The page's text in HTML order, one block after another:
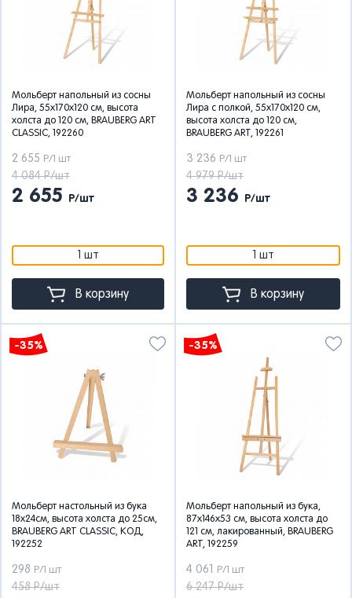
Мольберт напольный из сосны
Лира, 55х170х120 см, высота
холста до 120 см, BRAUBERG ART
CLASSIC, 192260
2 655 Р/1 шт
4 084 Р/шт
2 655 Р/шт
1 шт
В корзину
Мольберт напольный из сосны
Лира с полкой, 55х170х120 см,
высота холста до 120 см,
BRAUBERG ART, 192261
3 236 Р/1 шт
4 979 Р/шт
3 236 Р/шт
1 шт
В корзину
-35%
Мольберт настольный из бука
18х24см, высота холста до 25см,
BRAUBERG ART CLASSIC, КОД,
192252
298 Р/1 шт
458 Р/шт
-35%
Мольберт напольный из бука,
87х146х53 см, высота холста до
121 см, лакированный, BRAUBERG
ART, 192259
4 061 Р/1 шт
6 247 Р/шт